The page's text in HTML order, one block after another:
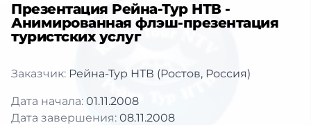
Презентация Рейна-Тур НТВ -
Анимированная флэш-презентация
туристских услуг
Заказчик: Рейна-Тур НТВ (Ростов, Россия)
Дата начала: 01.11.2008
Дата завершения: 08.11.2008